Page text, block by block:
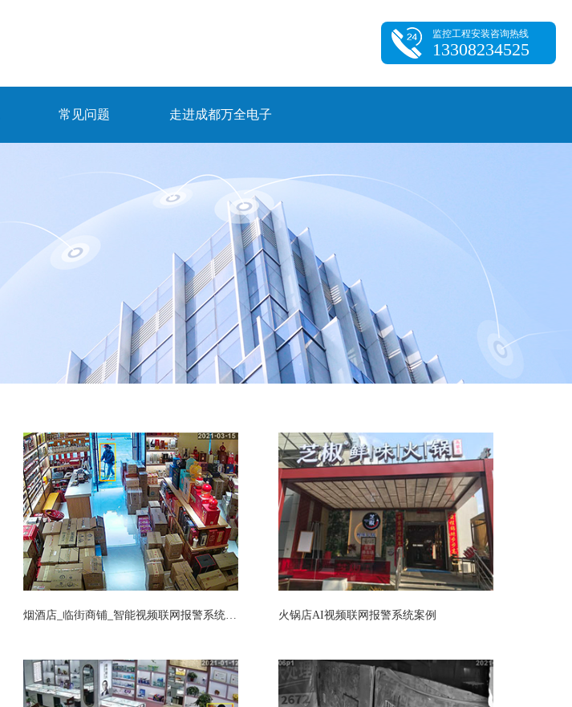
监控工程安装咨询热线
13308234525
常见问题 走进成都万全电子
火锅店AI视频联网报警系统案例